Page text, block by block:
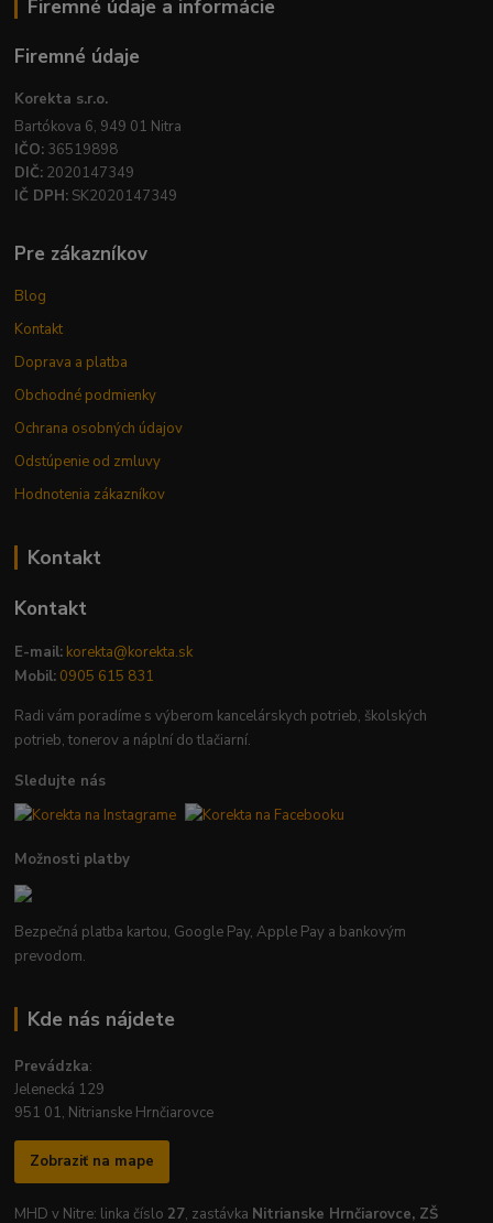
Firemné údaje a informácie
Firemné údaje
Korekta s.r.o.
Bartókova 6, 949 01 Nitra
IČO: 36519898
DIČ: 2020147349
IČ DPH: SK2020147349
Pre zákazníkov
Blog
Kontakt
Doprava a platba
Obchodné podmienky
Ochrana osobných údajov
Odstúpenie od zmluvy
Hodnotenia zákazníkov
Kontakt
Kontakt
E-mail: korekta@korekta.sk
Mobil: 0905 615 831
Radi vám poradíme s výberom kancelárskych potrieb, školských
potrieb, tonerov a náplní do tlačiarní.
Sledujte nás
Možnosti platby
Bezpečná platba kartou, Google Pay, Apple Pay a bankovým
prevodom.
Kde nás nájdete
Prevádzka:
Jelenecká 129
951 01, Nitrianske Hrnčiarovce
Zobraziť na mape
MHD v Nitre: linka číslo 27, zastávka Nitrianske Hrnčiarovce, ZŠ